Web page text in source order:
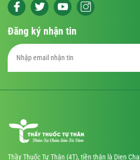
Đăng ký nhận tin
Thầy Thuốc Tự Thân (4T), tiền thân là Dien